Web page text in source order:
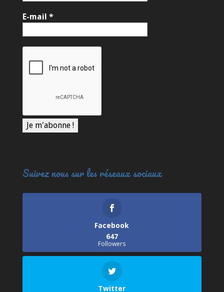
E-mail *
Suivez nous sur les réseaux sociaux
Facebook
647
Followers
Twitter